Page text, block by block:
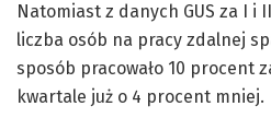
Natomiast z danych GUS za I i
liczba osób na pracy zdalnej
sposób pracowało 10 procent
kwartale już o 4 procent mniej.